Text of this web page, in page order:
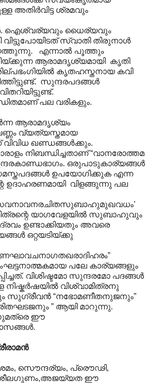
ശ്രമവും
ഐശ്വര്യവും ധൈര്യവും
സ്വാതി തിരുനാള്‍
എന്നാല്‍ പൂത്തും
ആരാമദൃശ്യമായി കൃതി
കൃതഹസ്തനായ കവി
സുന്ദരപദങ്ങൾ
പല വരികളും.
ആരാമദൃശ്യം
വ്യത്യസ്തമായ
ഖണ്ഡങ്ങള്‍ക്കും.
നിബന്ധിച്ചതാണ് “വാനരോത്തമ
ഒരുപാടുകാര്യങ്ങള്‍
ഉപയോഗിക്കുക എന്ന
ഉദാഹരണമായി വിളങ്ങുന്നു പല
യാഗവേളയില്‍ സുബാഹുവും
ഉണ്ടാക്കിയതും അവരെ
ഒറ്റയടിയ്ക്കു
പലേ കാര്യങ്ങളും
വിശിഷ്ടമോ സുന്ദരമോ പദങ്ങള്‍
നിഷ്കര്‍ഷയില്‍ വിശ്വാമിത്രനു
സുഗ്രീവന്‍ “ന‍ഭോമണീതനുജനും‍”
” ആയി മാറുന്നു.
ഈ
സൌന്ദര്യം, പ്രൌഢി,
ഈ